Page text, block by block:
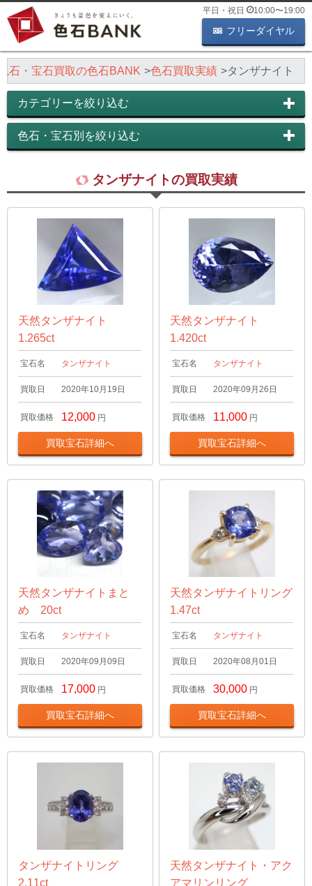
平日・祝日 10:00〜19:00
フリーダイヤル
石・宝石買取の色石BANK 色石買取実績 タンザナイト
カテゴリーを絞り込む
色石・宝石別を絞り込む
タンザナイトの買取実績
天然タンザナイト
1.265ct
宝石名 タンザナイト
買取日 2020年10月19日
買取価格 12,000 円
買取宝石詳細へ
天然タンザナイト
1.420ct
宝石名 タンザナイト
買取日 2020年09月26日
買取価格 11,000 円
買取宝石詳細へ
天然タンザナイトまと
め 20ct
宝石名 タンザナイト
買取日 2020年09月09日
買取価格 17,000 円
買取宝石詳細へ
天然タンザナイトリング
1.47ct
宝石名 タンザナイト
買取日 2020年08月01日
買取価格 30,000 円
買取宝石詳細へ
タンザナイトリング
2.11ct
天然タンザナイト・アク
アマリンリング